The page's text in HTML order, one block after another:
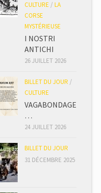
CULTURE / LA
CORSE
MYSTÉRIEUSE
I NOSTRI
ANTICHI
26 JUILLET 2026
BILLET DU JOUR /
CULTURE
VAGABONDAGE
…
24 JUILLET 2026
BILLET DU JOUR
31 DÉCEMBRE 2025